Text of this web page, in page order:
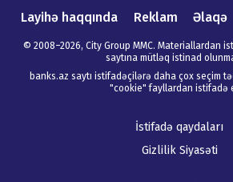
Layihə haqqında Reklam Əlaqə
© 2008–2026, City Group MMC. Materiallardan
saytına mütləq istinad
banks.az saytı istifadəçilərə daha çox seçim
"cookie" fayllardan istifadə
İstifadə qaydaları
Gizlilik Siyasəti